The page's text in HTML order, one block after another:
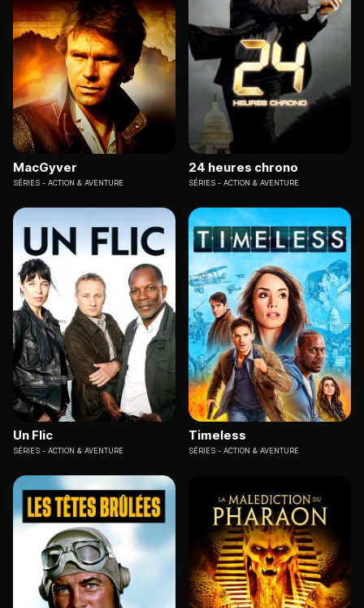
MacGyver
SÉRIES ACTION & AVENTURE
24 heures chrono
SÉRIES ACTION & AVENTURE
Un Flic
SÉRIES ACTION & AVENTURE
Timeless
SÉRIES ACTION & AVENTURE